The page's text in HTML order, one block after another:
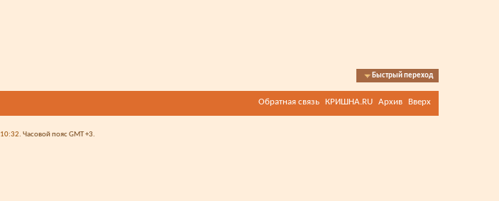
Быстрый переход
Обратная связь КРИШНА.RU Архив Вверх
10:32. Часовой пояс GMT +3.